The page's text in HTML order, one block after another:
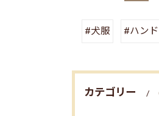
#犬服 #ハン
カテゴリー